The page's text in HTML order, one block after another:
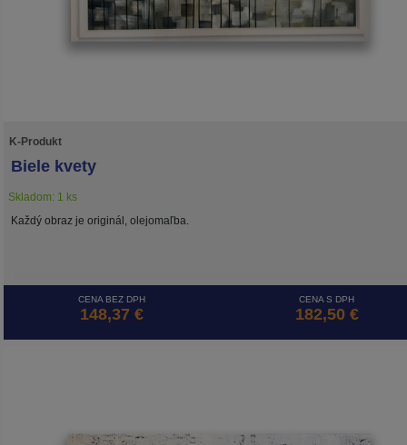
K-Produkt
Biele kvety
Skladom: 1 ks
Každý obraz je originál, olejomaľba.
CENA BEZ DPH
148,37 €
CENA S DPH
182,50 €